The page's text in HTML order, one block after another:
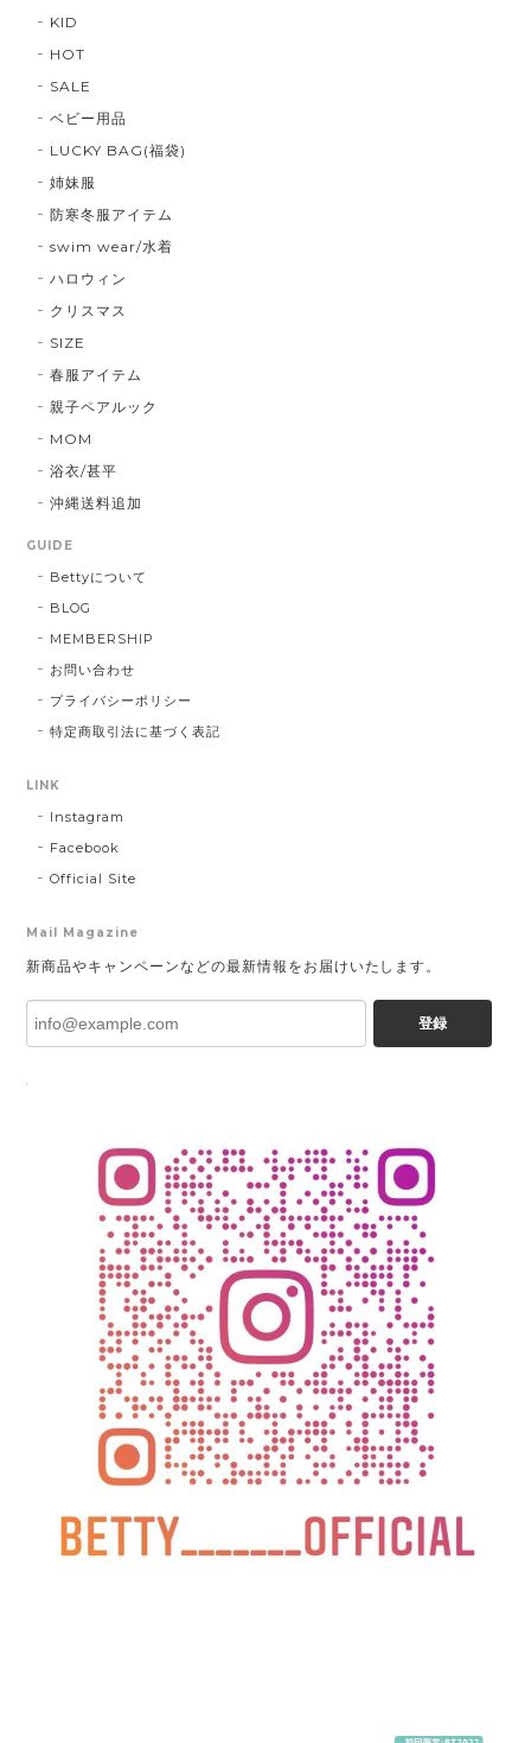
KID
HOT
SALE
ベビー用品
LUCKY BAG(福袋)
姉妹服
防寒冬服アイテム
swim wear/水着
ハロウィン
クリスマス
SIZE
春服アイテム
親子ペアルック
MOM
浴衣/甚平
沖縄送料追加
GUIDE
Bettyについて
BLOG
MEMBERSHIP
お問い合わせ
プライバシーポリシー
特定商取引法に基づく表記
LINK
Instagram
Facebook
Official Site
Mail Magazine
新商品やキャンペーンなどの最新情報をお届けいたします。
登録